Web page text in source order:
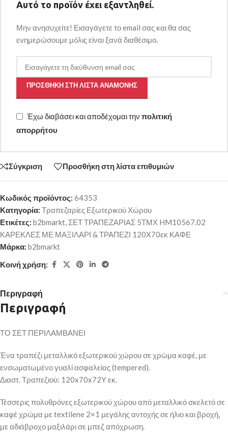
Αυτό το προϊόν έχει εξαντληθεί.
Μην ανησυχείτε! Εισαγάγετε το email σας και θα σας
ενημερώσουμε μόλις είναι ξανά διαθέσιμο.
ΠΡΟΣΘΉΚΗ ΣΤΗ ΛΊΣΤΑ ΑΝΑΜΟΝΉΣ
Έχω διαβάσει και αποδέχομαι την πολιτική
απορρήτου
Σύγκριση Προσθήκη στη λίστα επιθυμιών
Κωδικός προϊόντος: 64353
Κατηγορία: Τραπεζαρίες Εξωτερικού Χώρου
Ετικέτες: b2bmarkt, ΣΕΤ ΤΡΑΠΕΖΑΡΙΑΣ 5ΤΜΧ HM10567.02
ΚΑΡΕΚΛΕΣ ΜΕ ΜΑΞΙΛΑΡΙ & ΤΡΑΠΕΖΙ 120X70εκ ΚΑΦΕ
Μάρκα: b2bmarkt
Κοινή χρήση:
Περιγραφή
Περιγραφή
ΤΟ ΣΕΤ ΠΕΡΙΛΑΜΒΑΝΕΙ
Ένα τραπέζι μεταλλικό εξωτερικού χώρου σε χρώμα καφέ, με
ενσωματωμένο γυαλί ασφαλείας (tempered).
Διαστ. Τραπεζιού: 120x70x72Υ εκ.
Τέσσερις πολυθρόνες εξωτερικού χώρου από μεταλλικό σκελετό σε
καφέ χρώμα με textilene 2×1 μεγάλης αντοχής σε ήλιο και βροχή,
με αδιάβροχο μαξιλάρι σε μπεζ απόχρωση.